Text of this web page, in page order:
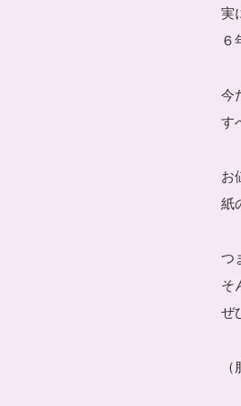
実
６
今
す
お
紙
つ
そ
ぜ